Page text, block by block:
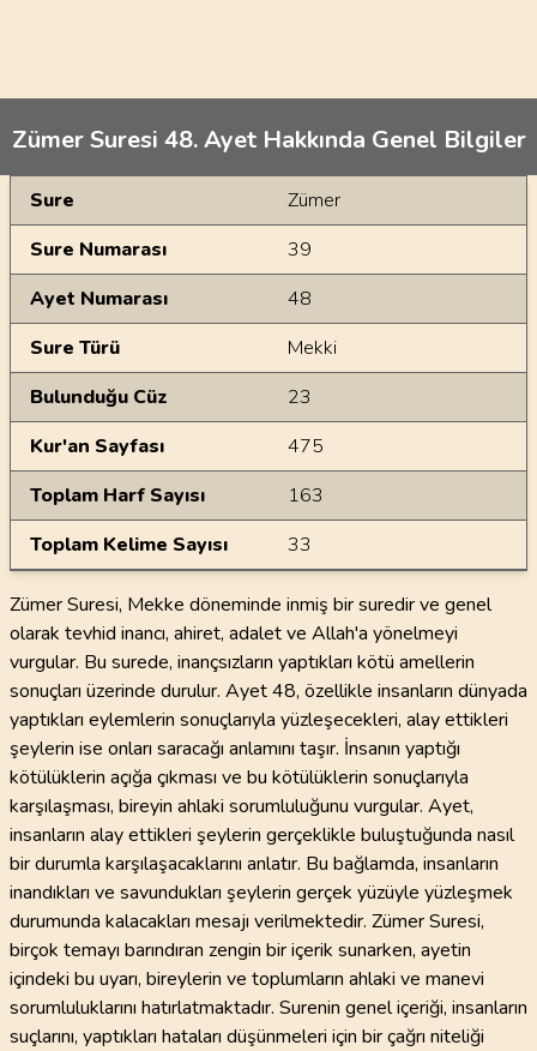
Zümer Suresi 48. Ayet Hakkında Genel Bilgiler
Genel Bilgiler
Sure
Zümer
Sure Numarası
39
Ayet Numarası
48
Sure Türü
Mekki
Bulunduğu Cüz
23
Kur'an Sayfası
475
Toplam Harf Sayısı
163
Toplam Kelime Sayısı
33
Zümer Suresi, Mekke döneminde inmiş bir suredir ve genel
olarak tevhid inancı, ahiret, adalet ve Allah'a yönelmeyi
vurgular. Bu surede, inançsızların yaptıkları kötü amellerin
sonuçları üzerinde durulur. Ayet 48, özellikle insanların dünyada
yaptıkları eylemlerin sonuçlarıyla yüzleşecekleri, alay ettikleri
şeylerin ise onları saracağı anlamını taşır. İnsanın yaptığı
kötülüklerin açığa çıkması ve bu kötülüklerin sonuçlarıyla
karşılaşması, bireyin ahlaki sorumluluğunu vurgular. Ayet,
insanların alay ettikleri şeylerin gerçeklikle buluştuğunda nasıl
bir durumla karşılaşacaklarını anlatır. Bu bağlamda, insanların
inandıkları ve savundukları şeylerin gerçek yüzüyle yüzleşmek
durumunda kalacakları mesajı verilmektedir. Zümer Suresi,
birçok temayı barındıran zengin bir içerik sunarken, ayetin
içindeki bu uyarı, bireylerin ve toplumların ahlaki ve manevi
sorumluluklarını hatırlatmaktadır. Surenin genel içeriği, insanların
suçlarını, yaptıkları hataları düşünmeleri için bir çağrı niteliği